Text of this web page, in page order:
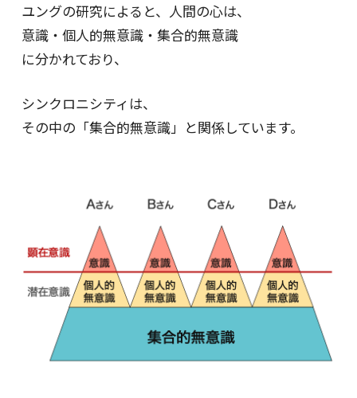
ユングの研究によると、人間の心は、
意識・個人的無意識・集合的無意識
に分かれており、
シンクロニシティは、
その中の「集合的無意識」と関係しています。